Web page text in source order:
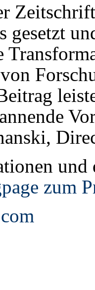
gesetzt
zum